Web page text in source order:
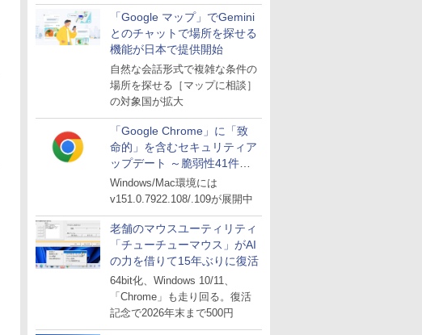
「Google マップ」でGemini
とのチャットで場所を探せる
機能が日本で提供開始
自然な会話形式で複雑な条件の
場所を探せる［マップに相談］
の対象国が拡大
「Google Chrome」に「致
命的」を含むセキュリティア
ップデート ～脆弱性41件に
対処
Windows/Mac環境には
v151.0.7922.108/.109が展開中
老舗のマウスユーティリティ
「チューチューマウス」がAI
の力を借りて15年ぶりに復活
64bit化、Windows 10/11、
「Chrome」も走り回る。復活
記念で2026年末まで500円